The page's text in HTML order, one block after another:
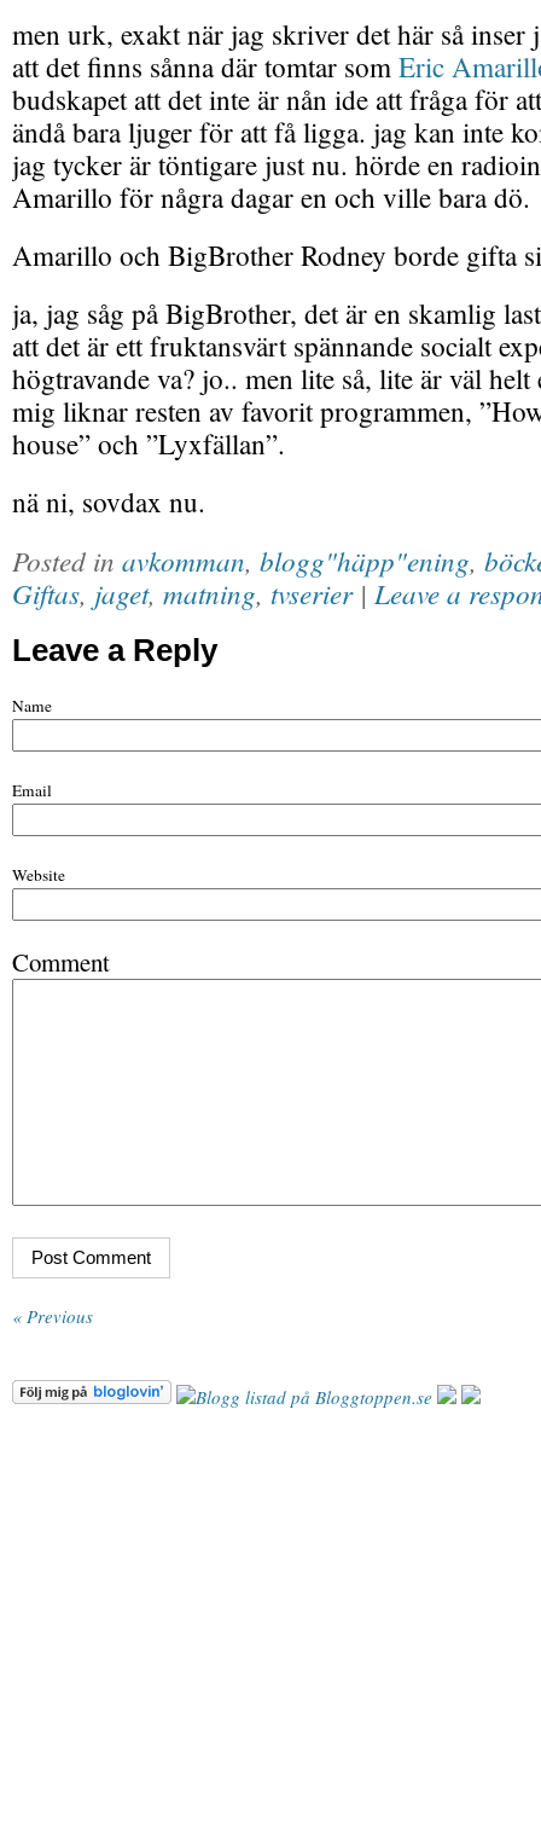
men urk, exakt när jag skriver det här så
att det finns sånna där tomtar somEric
budskapet att det inte är nån ide att fråga för
ändå bara ljuger för att få ligga. jag kan inte
jag tycker är töntigare just nu. hörde en
Amarillo för några dagar en och ville bara dö.
Amarillo och BigBrother Rodney borde gifta
ja, jag såg på BigBrother, det är en skamlig
att det är ett fruktansvärt spännande socialt
högtravande va? jo.. men lite så, lite är väl
mig liknar resten av favorit programmen,
house” och ”Lyxfällan”.
nä ni, sovdax nu.
Posted in avkomman, blogg"häpp"ening,
Giftas, jaget, matning, tvserier| Leave a
Leave a Reply
Name
Email
Website
Comment
« Previous